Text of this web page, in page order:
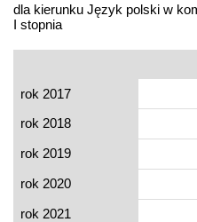
dla kierunku Język polski w
I stopnia
rok 2017
rok 2018
rok 2019
rok 2020
rok 2021